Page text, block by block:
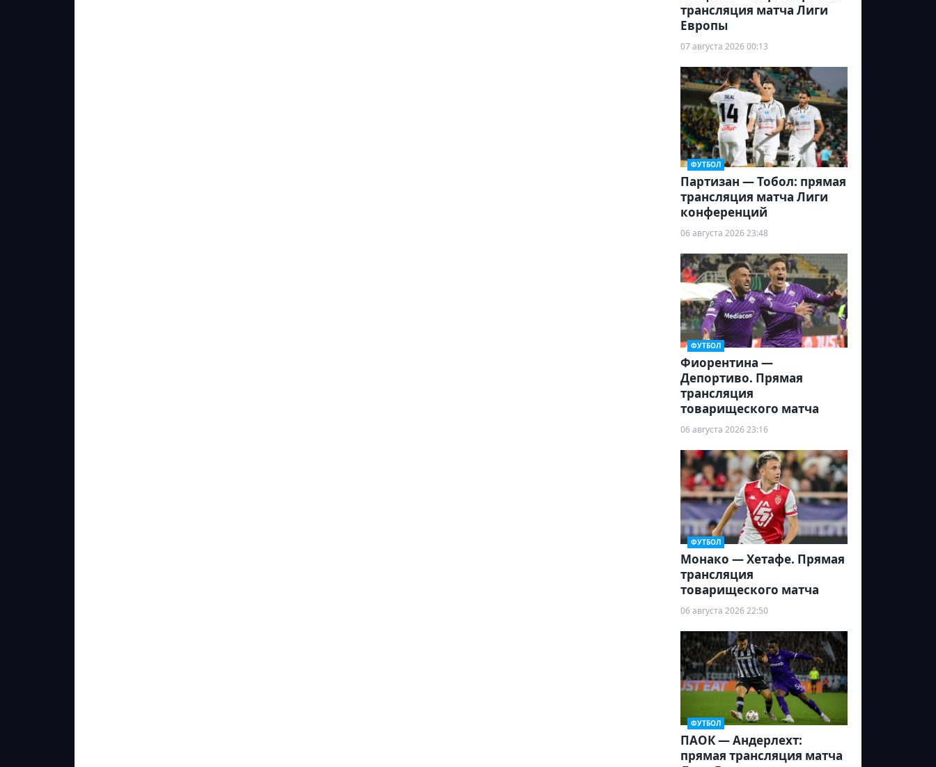
трансляция матча Лиги
Европы
07 августа 2026 00:13
ФУТБОЛ
Партизан — Тобол: прямая
трансляция матча Лиги
конференций
06 августа 2026 23:48
ФУТБОЛ
Фиорентина —
Депортиво. Прямая
трансляция
товарищеского матча
06 августа 2026 23:16
ФУТБОЛ
Монако — Хетафе. Прямая
трансляция
товарищеского матча
06 августа 2026 22:50
ФУТБОЛ
ПАОК — Андерлехт:
прямая трансляция матча